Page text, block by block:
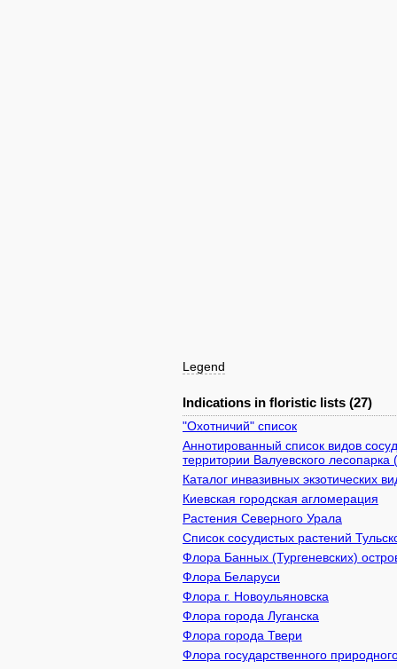
Legend
Indications in floristic lists (27)
"Охотничий" список
Аннотированный список видов
территории Валуевского
Каталог инвазивных экзотических
Киевcкая городская агломерация
Растения Северного Урала
Список сосудистых растений
Флора Банных (Тургеневских)
Флора Беларуси
Флора г. Новоульяновска
Флора города Луганска
Флора города Твери
Флора государственного